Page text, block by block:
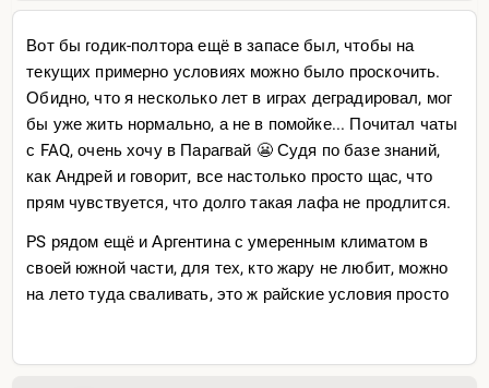
жить в комнате за 50 долларов, будет такая 3-4
комнатная квартирка
Соответственно, подниматься можно с нуля. Работа
есть, но, без языка, понятно, только у русскоговорящих.
Язык надо учить
Есть интенсив школы (могу подсказать если кто
поедет), которые прокачают за 3 месяца по очень
рассказывать... прокачивают, наши разговаривают
Интернет везде оптика или старлинки. Связь 4G/5G, 10-
скидки по 30% и более
Вот бы годик-полтора ещё в запасе был, чтобы на
текущих примерно условиях можно было проскочить.
Обидно, что я несколько лет в играх деградировал, мог
бы уже жить нормально, а не в помойке... Почитал чаты
с FAQ, очень хочу в Парагвай 😬 Судя по базе знаний,
как Андрей и говорит, все настолько просто щас, что
прям чувствуется, что долго такая лафа не продлится.
PS рядом ещё и Аргентина с умеренным климатом в
своей южной части, для тех, кто жару не любит, можно
на лето туда сваливать, это ж райские условия просто